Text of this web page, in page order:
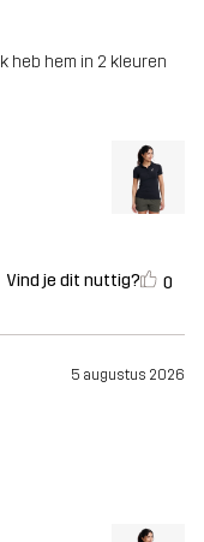
heb hem in 2 kleuren
Vind je dit nuttig? 0
5 augustus 2026